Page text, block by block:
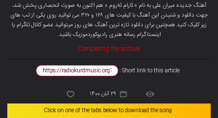
آهنگ جدیده میران علی به نام « ئارام ئەروم » هم اکنون به صورت انحصاری پخش شد،
جهت دانلود و شنیدن این آهنگ با کیفیت های ۱۲۸ و ۳۲۰ می توانید روی یکی از تب های
زیر کلیک کنید همچنین برای دانلود تازه ترین آهنگ های روز میتوانیدعضو کانال تلگرام یا
اینستاگرام رسانه هنری رادیوکوردموزیک باشید.
Completing the archive
Short link to this article :
29 آبان 1400
Click on one of the tabs below to download the song